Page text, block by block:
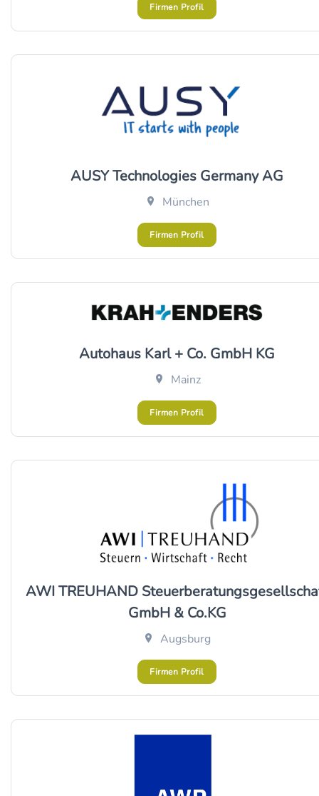
Firmen Profil
AUSY Technologies Germany AG
München
Firmen Profil
Autohaus Karl + Co. GmbH KG
Mainz
Firmen Profil
AWI TREUHAND
GmbH & Co.KG
Augsburg
Firmen Profil